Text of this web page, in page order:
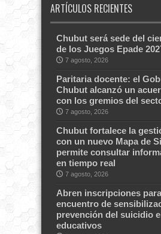
ARTÍCULOS RECIENTES
Chubut será sede del
de los Juegos Epade
7 agosto, 2026
Paritaria docente: el
Chubut alcanzó un
con los gremios del
7 agosto, 2026
Chubut fortalece la
con un nuevo Mapa de
permite consultar
en tiempo real
7 agosto, 2026
Abren inscripciones
encuentro de
prevención del suicidio
educativos